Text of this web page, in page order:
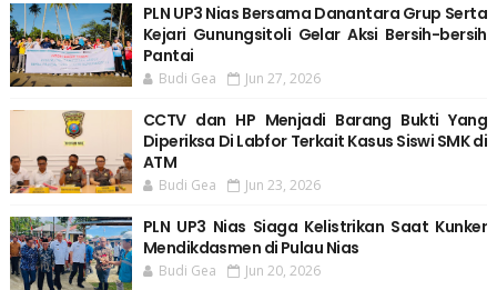
PLN UP3 Nias Bersama Danantara Grup Serta
Kejari Gunungsitoli Gelar Aksi Bersih-bersih
Pantai
Budi Gea Jun 27, 2026
CCTV dan HP Menjadi Barang Bukti Yang
Diperiksa Di Labfor Terkait Kasus Siswi SMK di
ATM
Budi Gea Jun 23, 2026
PLN UP3 Nias Siaga Kelistrikan Saat Kunker
Mendikdasmen di Pulau Nias
Budi Gea Jun 20, 2026